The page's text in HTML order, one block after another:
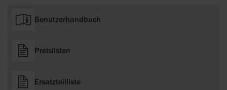
Benutzerhandbuch
Preislisten
Ersatzteilliste